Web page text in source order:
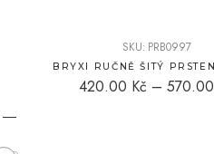
SKU: PRB0997
420.00 Kč – 570.00